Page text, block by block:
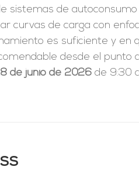
sistemas de
curvas de carga con
es suficiente y en
desde el punto
de junio de 2026 de 9:30